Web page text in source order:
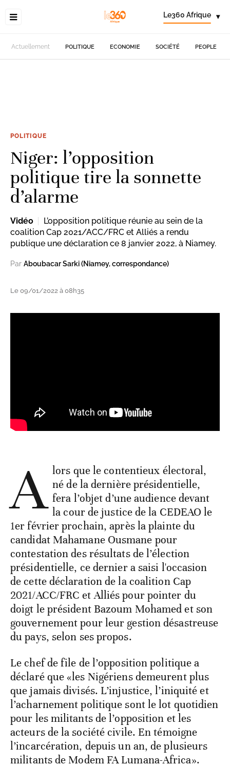
Le360 Afrique ▾
Actuellement POLITIQUE ECONOMIE SOCIÉTÉ PEOPLE
POLITIQUE
Niger: l’opposition
politique tire la sonnette
d’alarme
Vidéo
L’opposition politique réunie au sein de la
coalition Cap 2021/ACC/FRC et Alliés a rendu
publique une déclaration ce 8 janvier 2022, à Niamey.
Par Aboubacar Sarki (Niamey, correspondance)
Le 09/01/2022 à 08h35
A lors que le contentieux électoral,
né de la dernière présidentielle,
fera l’objet d’une audience devant
la cour de justice de la CEDEAO le
1er février prochain, après la plainte du
candidat Mahamane Ousmane pour
contestation des résultats de l’élection
présidentielle, ce dernier a saisi l'occasion
de cette déclaration de la coalition Cap
2021/ACC/FRC et Alliés pour pointer du
doigt le président Bazoum Mohamed et son
gouvernement pour leur gestion désastreuse
du pays, selon ses propos.
Le chef de file de l’opposition politique a
déclaré que «les Nigériens demeurent plus
que jamais divisés. L’injustice, l’iniquité et
l’acharnement politique sont le lot quotidien
pour les militants de l’opposition et les
acteurs de la société civile. En témoigne
l’incarcération, depuis un an, de plusieurs
militants de Modem FA Lumana-Africa».